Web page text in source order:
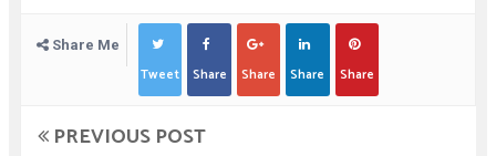
Share Me
Tweet Share Share Share Share
PREVIOUS POST